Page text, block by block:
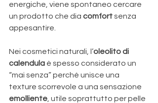
energiche, viene spontaneo cercare
un prodotto che dia comfort senza
appesantire.
Nei cosmetici naturali, l’oleolito di
calendula è spesso considerato un
“mai senza” perché unisce una
texture scorrevole a una sensazione
emolliente , utile soprattutto per pelle